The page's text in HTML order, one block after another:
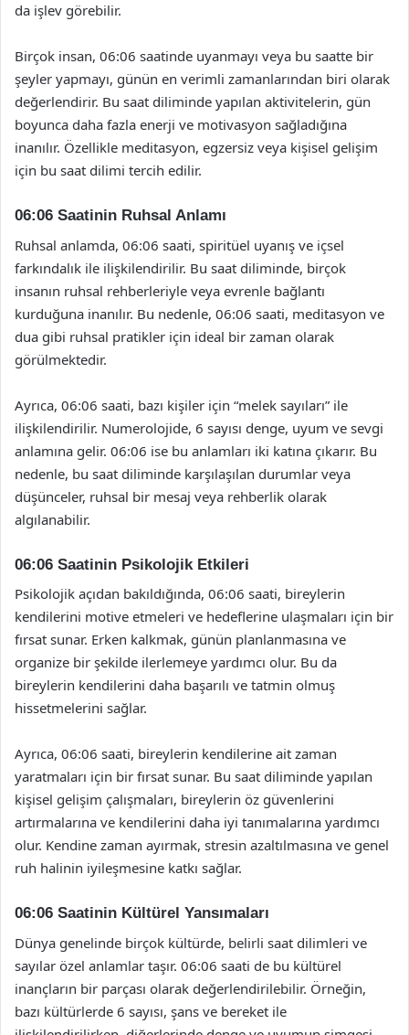
da işlev görebilir.
Birçok insan, 06:06 saatinde uyanmayı veya bu saatte bir
şeyler yapmayı, günün en verimli zamanlarından biri olarak
değerlendirir. Bu saat diliminde yapılan aktivitelerin, gün
boyunca daha fazla enerji ve motivasyon sağladığına
inanılır. Özellikle meditasyon, egzersiz veya kişisel gelişim
için bu saat dilimi tercih edilir.
06:06 Saatinin Ruhsal Anlamı
Ruhsal anlamda, 06:06 saati, spiritüel uyanış ve içsel
farkındalık ile ilişkilendirilir. Bu saat diliminde, birçok
insanın ruhsal rehberleriyle veya evrenle bağlantı
kurduğuna inanılır. Bu nedenle, 06:06 saati, meditasyon ve
dua gibi ruhsal pratikler için ideal bir zaman olarak
görülmektedir.
Ayrıca, 06:06 saati, bazı kişiler için “melek sayıları” ile
ilişkilendirilir. Numerolojide, 6 sayısı denge, uyum ve sevgi
anlamına gelir. 06:06 ise bu anlamları iki katına çıkarır. Bu
nedenle, bu saat diliminde karşılaşılan durumlar veya
düşünceler, ruhsal bir mesaj veya rehberlik olarak
algılanabilir.
06:06 Saatinin Psikolojik Etkileri
Psikolojik açıdan bakıldığında, 06:06 saati, bireylerin
kendilerini motive etmeleri ve hedeflerine ulaşmaları için bir
fırsat sunar. Erken kalkmak, günün planlanmasına ve
organize bir şekilde ilerlemeye yardımcı olur. Bu da
bireylerin kendilerini daha başarılı ve tatmin olmuş
hissetmelerini sağlar.
Ayrıca, 06:06 saati, bireylerin kendilerine ait zaman
yaratmaları için bir fırsat sunar. Bu saat diliminde yapılan
kişisel gelişim çalışmaları, bireylerin öz güvenlerini
artırmalarına ve kendilerini daha iyi tanımalarına yardımcı
olur. Kendine zaman ayırmak, stresin azaltılmasına ve genel
ruh halinin iyileşmesine katkı sağlar.
06:06 Saatinin Kültürel Yansımaları
Dünya genelinde birçok kültürde, belirli saat dilimleri ve
sayılar özel anlamlar taşır. 06:06 saati de bu kültürel
inançların bir parçası olarak değerlendirilebilir. Örneğin,
bazı kültürlerde 6 sayısı, şans ve bereket ile